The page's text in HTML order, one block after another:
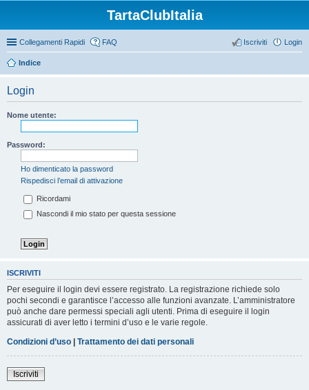
TartaClubItalia
Collegamenti Rapidi FAQ Login
Iscriviti
Indice
Login
Nome utente:
Password:
Ho dimenticato la password
Rispedisci l’email di attivazione
Ricordami
Nascondi il mio stato per questa sessione
ISCRIVITI
Per eseguire il login devi essere registrato. La registrazione richiede solo
pochi secondi e garantisce l’accesso alle funzioni avanzate. L’amministratore
può anche dare permessi speciali agli utenti. Prima di eseguire il login
assicurati di aver letto i termini d’uso e le varie regole.
Condizioni d’uso | Trattamento dei dati personali
Iscriviti